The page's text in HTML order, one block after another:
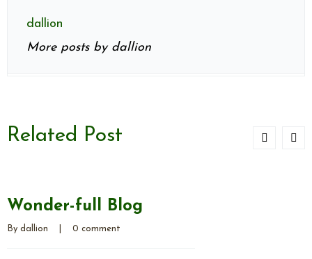
dallion
More posts by dallion
Related Post
Wonder-full Blog
By dallion 0 comment